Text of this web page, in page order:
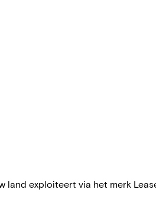
exploiteert via het merk